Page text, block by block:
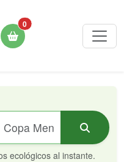
0
ecológicos al instante.